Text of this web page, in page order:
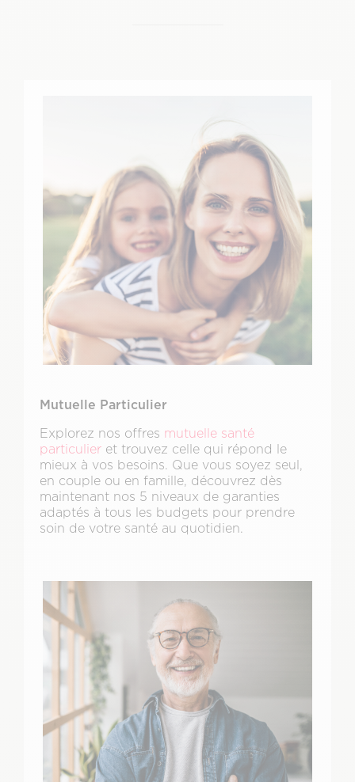
Mutuelle Particulier
Explorez nos offres mutuelle santé
particulier et trouvez celle qui répond le
mieux à vos besoins. Que vous soyez seul,
en couple ou en famille, découvrez dès
maintenant nos 5 niveaux de garanties
adaptés à tous les budgets pour prendre
soin de votre santé au quotidien.